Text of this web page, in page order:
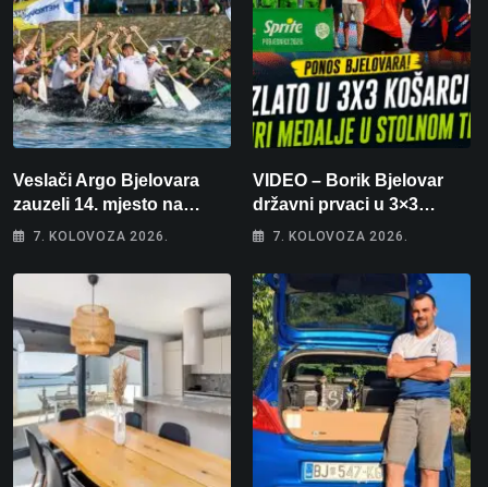
Veslači Argo Bjelovara
zauzeli 14. mjesto na
brzincu
7. KOLOVOZA 2026.
VIDEO – Borik Bjelovar
državni prvaci u 3×3
košarci, Klara Končar je
stolnom tenisu!
7. KOLOVOZA 2026.